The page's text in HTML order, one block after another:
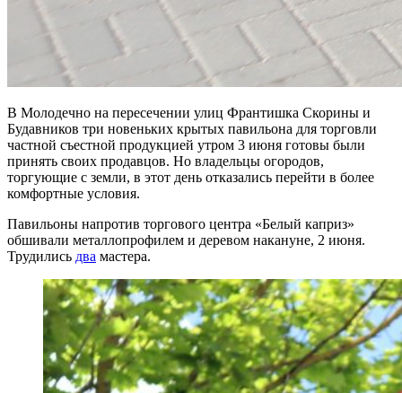
В Молодечно на пересечении улиц Франтишка Скорины и
Будавников три новеньких крытых павильона для торговли
частной съестной продукцией утром 3 июня готовы были
принять своих продавцов. Но владельцы огородов,
торгующие с земли, в этот день отказались перейти в более
комфортные условия.
Павильоны напротив торгового центра «Белый каприз»
обшивали металлопрофилем и деревом накануне, 2 июня.
Трудились два мастера.